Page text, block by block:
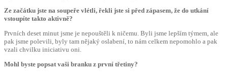
Ze začátku jste na soupeře vlétli, řekli jste si před zápasem, že do utkání
vstoupíte takto aktivně?
Prvních deset minut jsme je nepouštěli k ničemu. Byli jsme lepším týmem, ale
pak jsme polevili, byly tam nějaký oslabení, to nám celkem nepomohlo a pak
vzali chvilku iniciativu oni.
Mohl byste popsat vaši branku z první třetiny?